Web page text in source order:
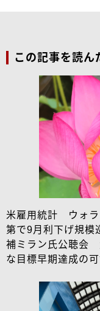
この記事を読ん
米雇用統計 ウォラ
第で9月利下げ規模
補ミラン氏公聴会
な目標早期達成の